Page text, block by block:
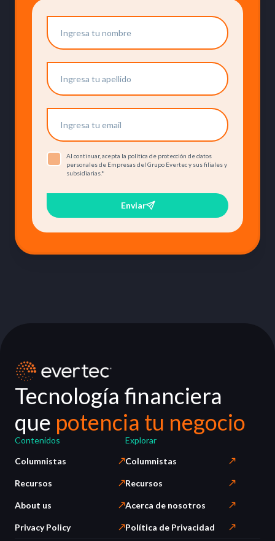
Al continuar, acepta la política de protección de datos
personales de Empresas del Grupo Evertec y sus filiales y
subsidiarias.*
Enviar
Tecnología financiera
que potencia tu negocio
Contenidos
Columnistas
Recursos
About us
Privacy Policy
Explorar
Columnistas
Recursos
Acerca de nosotros
Política de Privacidad